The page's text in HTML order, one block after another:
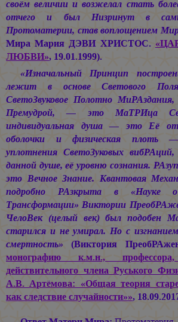
своём величии и возжелал стать
отчего и был Низринут в
Протоматерии, став воплощением
МираМария ДЭВИ ХРИСТОС.
ЛЮБВИ», 19.01.1999).
«Изначальный Принцип
лежит в основе Светового
СветоЗвуковое Полотно
Премудрой, — это МаТРИца
индивидуальная душа — это Её
оболочки и физическая плоть
уплотнения СветоЗуковых
данной душе, её уровню сознания.
это Вечное Знание. Квантовая
подробно РАзкрыта в
Трансформации» Виктории
ЧелоВек (целый век) был подобен
старился и не умирал. Но с
смертность» (Виктория
монографию к.м.н., профессора,
действительного члена Руського
А.В. Артёмова: «Общая теория
как следствие случайности»»,